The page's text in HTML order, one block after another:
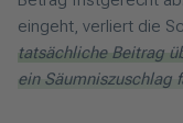
eingeht, verliert die
tatsächliche Beitrag
ein Säumniszuschlag